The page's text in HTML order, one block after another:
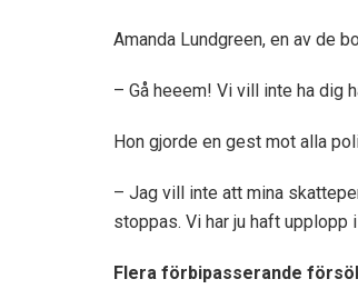
Amanda Lundgreen, en av de
– Gå heeem! Vi vill inte ha dig
Hon gjorde en gest mot alla
– Jag vill inte att mina
stoppas. Vi har ju haft upplopp
Flera förbipasserande